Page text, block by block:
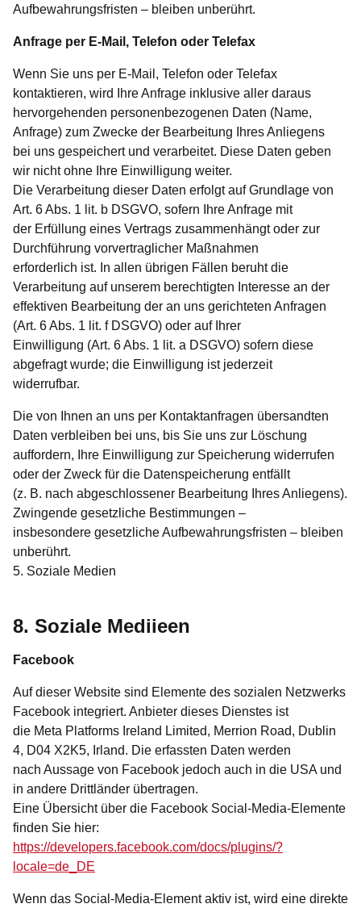
Aufbewahrungsfristen – bleiben unberührt.
Anfrage per E-Mail, Telefon oder Telefax
Wenn Sie uns per E-Mail, Telefon oder Telefax
kontaktieren, wird Ihre Anfrage inklusive aller daraus
hervorgehenden personenbezogenen Daten (Name,
Anfrage) zum Zwecke der Bearbeitung Ihres Anliegens
bei uns gespeichert und verarbeitet. Diese Daten geben
wir nicht ohne Ihre Einwilligung weiter.
Die Verarbeitung dieser Daten erfolgt auf Grundlage von
Art. 6 Abs. 1 lit. b DSGVO, sofern Ihre Anfrage mit
der Erfüllung eines Vertrags zusammenhängt oder zur
Durchführung vorvertraglicher Maßnahmen
erforderlich ist. In allen übrigen Fällen beruht die
Verarbeitung auf unserem berechtigten Interesse an der
effektiven Bearbeitung der an uns gerichteten Anfragen
(Art. 6 Abs. 1 lit. f DSGVO) oder auf Ihrer
Einwilligung (Art. 6 Abs. 1 lit. a DSGVO) sofern diese
abgefragt wurde; die Einwilligung ist jederzeit
widerrufbar.
Die von Ihnen an uns per Kontaktanfragen übersandten
Daten verbleiben bei uns, bis Sie uns zur Löschung
auffordern, Ihre Einwilligung zur Speicherung widerrufen
oder der Zweck für die Datenspeicherung entfällt
(z. B. nach abgeschlossener Bearbeitung Ihres Anliegens).
Zwingende gesetzliche Bestimmungen –
insbesondere gesetzliche Aufbewahrungsfristen – bleiben
unberührt.
5. Soziale Medien
8. Soziale Mediieen
Facebook
Auf dieser Website sind Elemente des sozialen Netzwerks
Facebook integriert. Anbieter dieses Dienstes ist
die Meta Platforms Ireland Limited, Merrion Road, Dublin
4, D04 X2K5, Irland. Die erfassten Daten werden
nach Aussage von Facebook jedoch auch in die USA und
in andere Drittländer übertragen.
Eine Übersicht über die Facebook Social-Media-Elemente
finden Sie hier:
https://developers.facebook.com/docs/plugins/?
locale=de_DE
Wenn das Social-Media-Element aktiv ist, wird eine direkte